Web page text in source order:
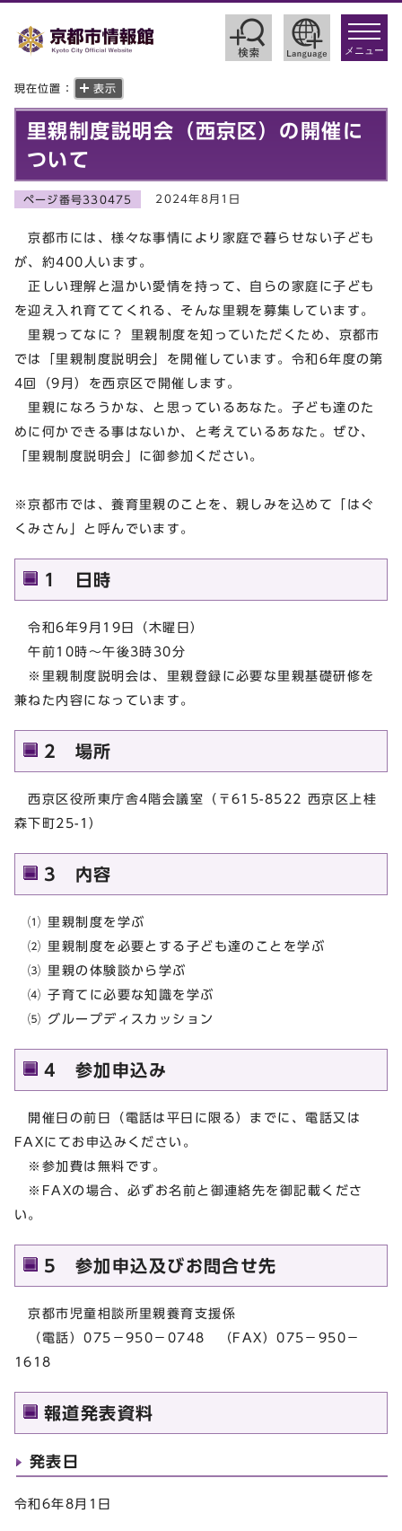
toggle
メニュー
現在位置： 表示
里親制度説明会（西京区）の開催に
ついて
ページ番号330475 2024年8月1日
京都市には、様々な事情により家庭で暮らせない子ども
が、約400人います。
正しい理解と温かい愛情を持って、自らの家庭に子ども
を迎え入れ育ててくれる、そんな里親を募集しています。
里親ってなに？ 里親制度を知っていただくため、京都市
では「里親制度説明会」を開催しています。令和6年度の第
4回（9月）を西京区で開催します。
里親になろうかな、と思っているあなた。子ども達のた
めに何かできる事はないか、と考えているあなた。ぜひ、
「里親制度説明会」に御参加ください。
※京都市では、養育里親のことを、親しみを込めて「はぐ
くみさん」と呼んでいます。
1 日時
令和6年9月19日（木曜日）
午前10時～午後3時30分
※里親制度説明会は、里親登録に必要な里親基礎研修を
兼ねた内容になっています。
2 場所
西京区役所東庁舎4階会議室（〒615-8522 西京区上桂
森下町25-1）
3 内容
⑴ 里親制度を学ぶ
⑵ 里親制度を必要とする子ども達のことを学ぶ
⑶ 里親の体験談から学ぶ
⑷ 子育てに必要な知識を学ぶ
⑸ グループディスカッション
4 参加申込み
開催日の前日（電話は平日に限る）までに、電話又は
FAXにてお申込みください。
※参加費は無料です。
※FAXの場合、必ずお名前と御連絡先を御記載くださ
い。
5 参加申込及びお問合せ先
京都市児童相談所里親養育支援係
（電話）075－950－0748 （FAX）075－950－
1618
報道発表資料
発表日
令和6年8月1日